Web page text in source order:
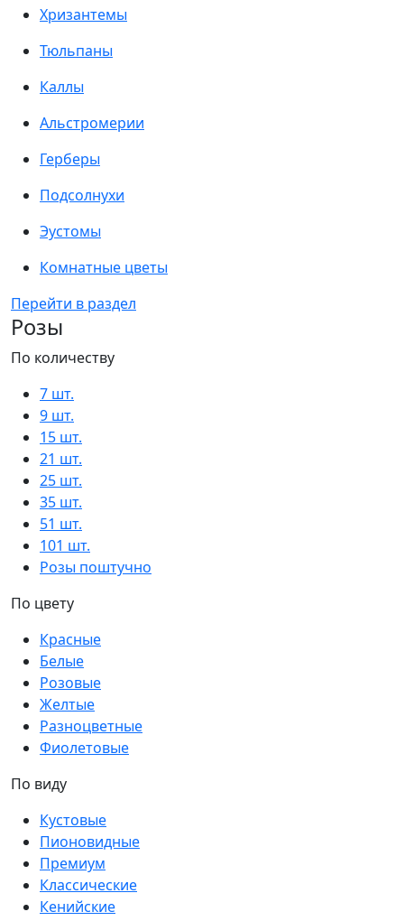
Хризантемы
Тюльпаны
Каллы
Альстромерии
Герберы
Подсолнухи
Эустомы
Комнатные цветы
Перейти в раздел
Розы
По количеству
7 шт.
9 шт.
15 шт.
21 шт.
25 шт.
35 шт.
51 шт.
101 шт.
Розы поштучно
По цвету
Красные
Белые
Розовые
Желтые
Разноцветные
Фиолетовые
По виду
Кустовые
Пионовидные
Премиум
Классические
Кенийские